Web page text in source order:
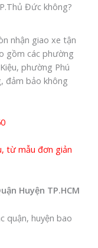
Đức không?
nhận giao xe tận
gồm các phường
phường Phú
đảm bảo không
từ mẫu đơn giản
Huyện TP.HCM
quận, huyện bao